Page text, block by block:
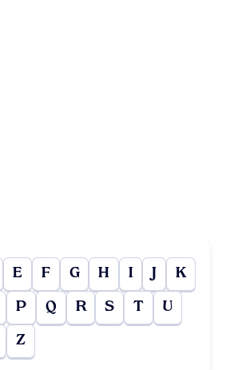
E F G H I J K
P Q R S T U
Z